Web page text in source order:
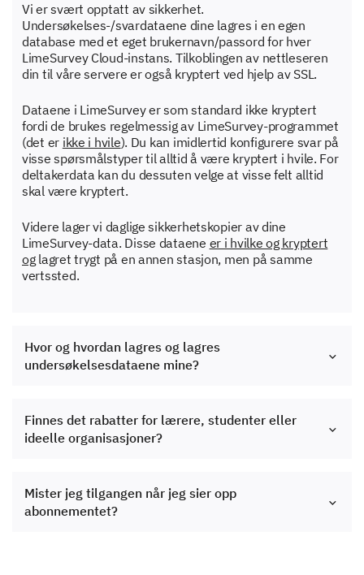
Vi er svært opptatt av sikkerhet.
Undersøkelses-/svardataene dine lagres i en egen
database med et eget brukernavn/passord for hver
LimeSurvey Cloud-instans. Tilkoblingen av nettleseren
din til våre servere er også kryptert ved hjelp av SSL.
Dataene i LimeSurvey er som standard ikke kryptert
fordi de brukes regelmessig av LimeSurvey-programmet
(det er ikke i hvile). Du kan imidlertid konfigurere svar på
visse spørsmålstyper til alltid å være kryptert i hvile. For
deltakerdata kan du dessuten velge at visse felt alltid
skal være kryptert.
Videre lager vi daglige sikkerhetskopier av dine
LimeSurvey-data. Disse dataene er i hvilke og kryptert
oglagret trygt på en annen stasjon, men på samme
vertssted.
Hvor og hvordan lagres og lagres
undersøkelsesdataene mine?
Finnes det rabatter for lærere, studenter eller
ideelle organisasjoner?
Mister jeg tilgangen når jeg sier opp
abonnementet?